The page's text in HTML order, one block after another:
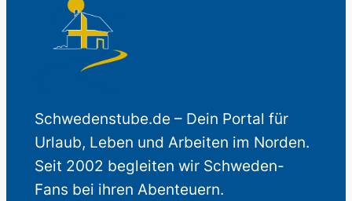
Schwedenstube.de – Dein Portal für
Urlaub, Leben und Arbeiten im Norden.
Seit 2002 begleiten wir Schweden-
Fans bei ihren Abenteuern.